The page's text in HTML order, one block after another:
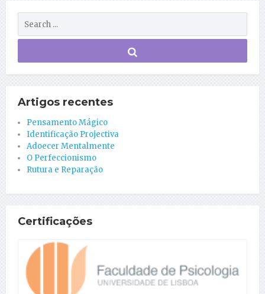
Artigos recentes
Pensamento Mágico
Identificação Projectiva
Adoecer Mentalmente
O Perfeccionismo
Rutura e Reparação
Certificações